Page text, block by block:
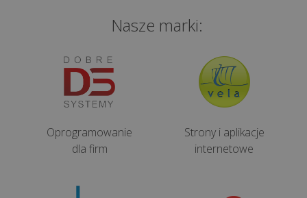
Nasze marki:
Oprogramowanie
dla firm
Strony i aplikacje
internetowe